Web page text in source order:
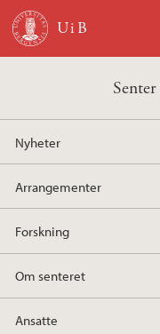
Hopp til hovedinnhold
Nyheter
Arrangementer
Forskning
Om senteret
Ansatte